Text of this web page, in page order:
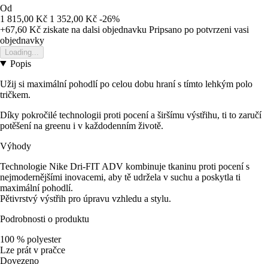
Od
1 815,00 Kč 1 352,00 Kč -26%
+67,60 Kč ziskate na dalsi objednavku Pripsano po potvrzeni vasi
objednavky
Loading...
Popis
Užij si maximální pohodlí po celou dobu hraní s tímto lehkým polo
tričkem.
Díky pokročilé technologii proti pocení a širšímu výstřihu, ti to zaručí
potěšení na greenu i v každodenním životě.
Výhody
Technologie Nike Dri-FIT ADV kombinuje tkaninu proti pocení s
nejmodernějšími inovacemi, aby tě udržela v suchu a poskytla ti
maximální pohodlí.
Pětivrstvý výstřih pro úpravu vzhledu a stylu.
Podrobnosti o produktu
100 % polyester
Lze prát v pračce
Dovezeno